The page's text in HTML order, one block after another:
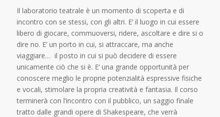
Il laboratorio teatrale è un momento di scoperta e di
incontro con se stessi, con gli altri. E’ il luogo in cui essere
libero di giocare, commuoversi, ridere, ascoltare e dire si o
dire no. E’ un porto in cui, si attraccare, ma anche
viaggiare… il posto in cui si può decidere di essere
unicamente ciò che si è. E’ una grande opportunità per
conoscere meglio le proprie potenzialità espressive fisiche
e vocali, stimolare la propria creatività e fantasia. Il corso
terminerà con l’incontro con il pubblico, un saggio finale
tratto dalle grandi opere di Shakespeare, che verrà